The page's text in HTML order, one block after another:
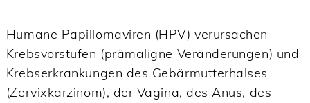
Humane Papillomaviren (HPV) verursachen
Krebsvorstufen (prämaligne Veränderungen) und
Krebserkrankungen des Gebärmutterhalses
(Zervixkarzinom), der Vagina, des Anus, des